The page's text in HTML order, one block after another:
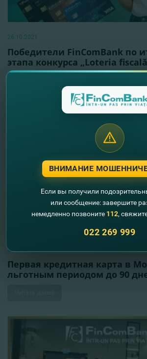
26.10.2021
Победители FinComBank по
этапа конкурса „Loteria
20.10.2021
Первая кредитная карта в
льготным периодом до 90
ВНИМАНИЕ
Если вы получили
или сообщение: завершите
немедленно позвоните 112,
022 269 999